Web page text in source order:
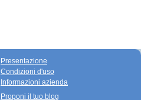
Presentazione
Condizioni d'uso
Informazioni azienda
Proponi il tuo blog